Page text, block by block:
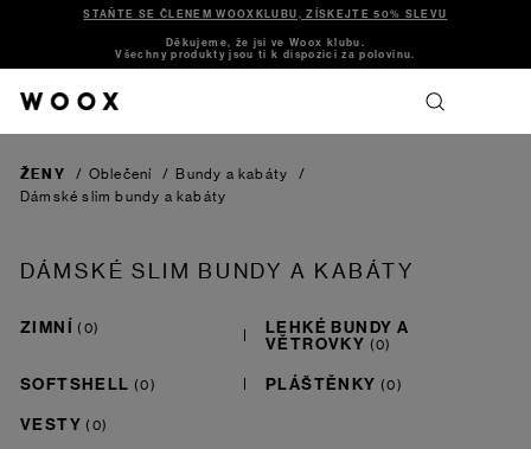
STAŇTE SE ČLENEM WOOXKLUBU, ZÍSKEJTE 50% SLEVU
Děkujeme, že jsi ve Woox klubu.
Všechny produkty jsou ti k dispozici za polovinu.
ŽENY / Oblečení / Bundy a kabáty
/
Dámské slim bundy a kabáty
DÁMSKÉ SLIM BUNDY A KABÁTY
ZIMNÍ
LEHKÉ BUNDY A
VĚTROVKY
SOFTSHELL
PLÁŠTĚNKY
VESTY